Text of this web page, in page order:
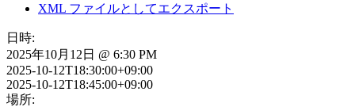
XML ファイルとしてエクスポート
日時:
2025年10月12日 @ 6:30 PM
2025-10-12T18:30:00+09:00
2025-10-12T18:45:00+09:00
場所: